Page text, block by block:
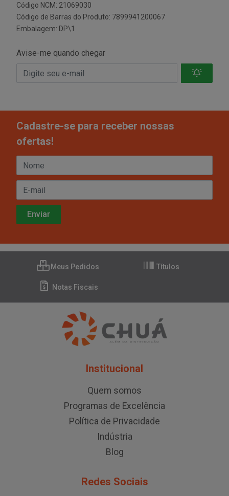
Código NCM: 21069030
Código de Barras do Produto: 7899941200067
Embalagem: DP\1
Avise-me quando chegar
Cadastre-se para receber nossas
ofertas!
Meus Pedidos Títulos
Notas Fiscais
Institucional
Quem somos
Programas de Excelência
Política de Privacidade
Indústria
Blog
Redes Sociais